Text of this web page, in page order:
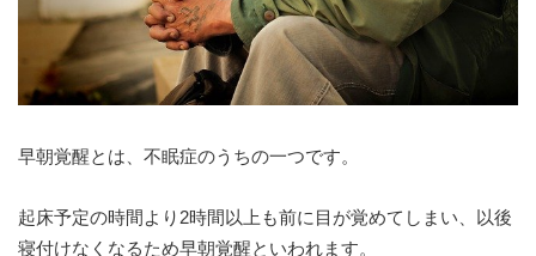
早朝覚醒とは、不眠症のうちの一つです。
起床予定の時間より2時間以上も前に目が覚めてしまい、以後
寝付けなくなるため早朝覚醒といわれます。